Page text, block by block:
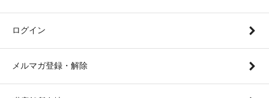
ログイン
メルマガ登録・解除